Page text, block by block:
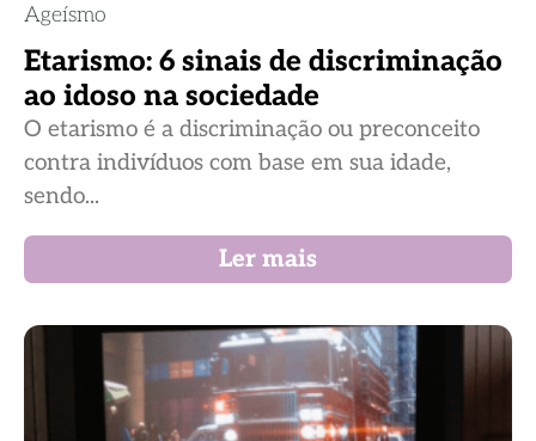
Ageísmo
Etarismo: 6 sinais de discriminação
ao idoso na sociedade
O etarismo é a discriminação ou preconceito
contra indivíduos com base em sua idade,
sendo...
Ler mais